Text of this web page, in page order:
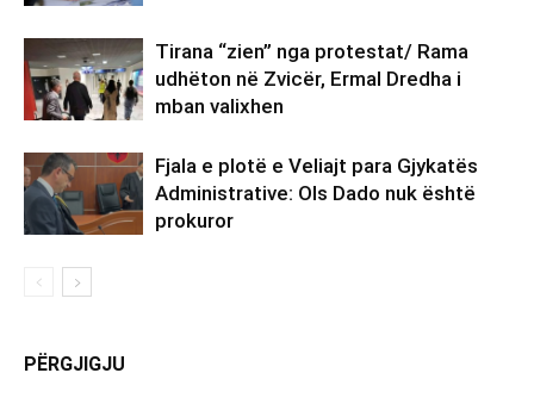
Tirana “zien” nga protestat/ Rama
udhëton në Zvicër, Ermal Dredha i
mban valixhen
Fjala e plotë e Veliajt para Gjykatës
Administrative: Ols Dado nuk është
prokuror
PËRGJIGJU